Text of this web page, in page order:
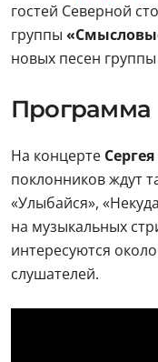
гостей Северной
группы
новых песен группы
Программа
На концерте
поклонников ждут
«Улыбайся»,
на музыкальных
интересуются
слушателей.